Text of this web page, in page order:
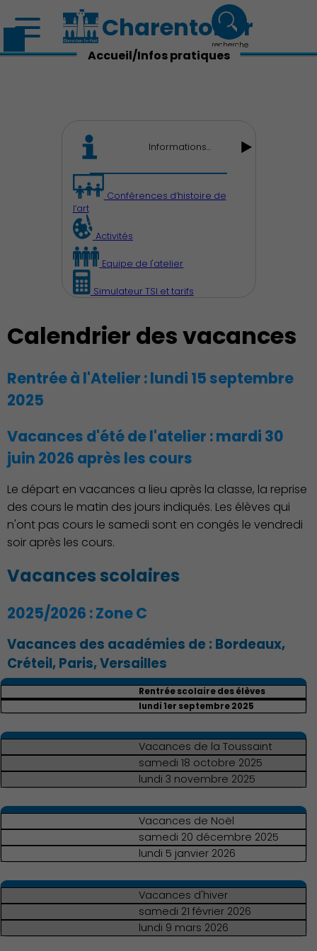
Découvrir Charenton
Famille
Action Sociale Solidarité
Environnement cadre de
vie
Culture
Économie Commerce
Emploi
Charenton.fr
recherche
Accueil/Infos pratiques
Informations...
Conférences d’histoire de
l’art
Activités
Equipe de l'atelier
Simulateur TSI et tarifs
Calendrier des vacances
Rentrée à l'Atelier : lundi 15 septembre
2025
Vacances d'été de l'atelier : mardi 30
juin 2026 après les cours
Le départ en vacances a lieu après la classe, la reprise
des cours le matin des jours indiqués. Les élèves qui
n'ont pas cours le samedi sont en congés le vendredi
soir après les cours.
Vacances scolaires
2025/2026 : Zone C
Vacances des académies de : Bordeaux,
Créteil, Paris, Versailles
Rentrée scolaire des élèves
lundi 1er septembre 2025
Vacances de la Toussaint
samedi 18 octobre 2025
lundi 3 novembre 2025
Vacances de Noël
samedi 20 décembre 2025
lundi 5 janvier 2026
Vacances d'hiver
samedi 21 février 2026
lundi 9 mars 2026